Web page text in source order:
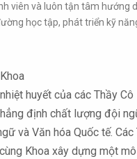
viên và luôn tận tâm hướng
học tập, phát triển kỹ
huyết của các Thầy Cô
định chất lượng đội
và Văn hóa Quốc tế. Các
Khoa xây dựng một